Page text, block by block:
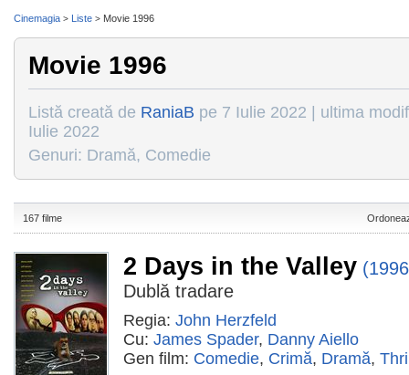
Movie 1996
Listă creată de RaniaB pe 7 Iulie 2022 | ultima
Iulie 2022
Genuri: Dramă, Comedie
167 filme
2 Days in the Valley
Dublă tradare
Regia: John Herzfeld
Cu: James Spader, Danny Aiello
Gen film: Comedie, Crimă, Dramă,
Cinemagia > Liste > Movie 1996